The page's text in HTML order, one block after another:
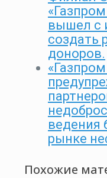
вышел с
создать
доноров.
ведения
рынке
Похожие